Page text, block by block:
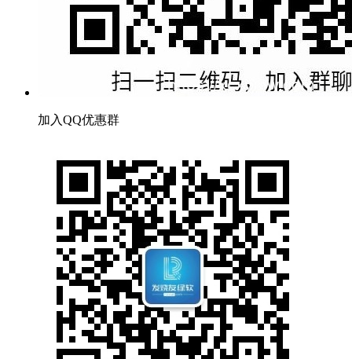
加入QQ优惠群